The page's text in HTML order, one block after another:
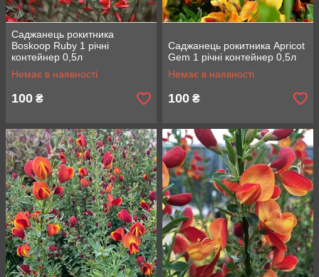
Саджанець рокитника
Boskoop Ruby 1 річні
контейнер 0,5л
Немає в наявності
100 ₴
Саджанець рокитника Apricot
Gem 1 річні контейнер 0,5л
Немає в наявності
100 ₴